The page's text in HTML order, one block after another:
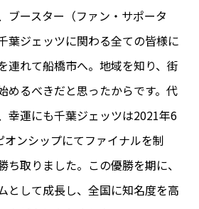
ブースター（ファン・サポータ
葉ジェッツに関わる全ての皆様に
連れて船橋市へ。地域を知り、街
めるべきだと思ったからです。代
幸運にも千葉ジェッツは2021年6
ンシップにてファイナルを制
ち取りました。この優勝を期に、
として成長し、全国に知名度を高